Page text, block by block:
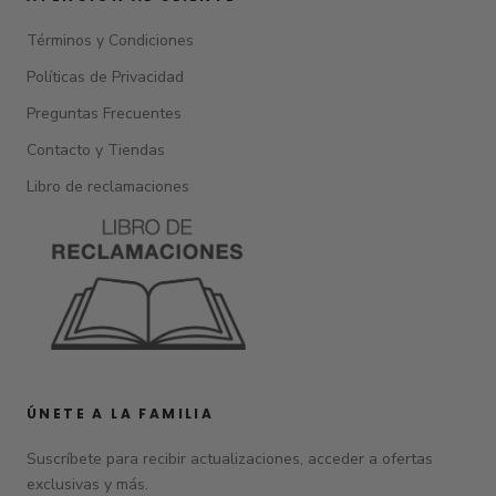
Términos y Condiciones
Políticas de Privacidad
Preguntas Frecuentes
Contacto y Tiendas
Libro de reclamaciones
ÚNETE A LA FAMILIA
Suscríbete para recibir actualizaciones, acceder a ofertas
exclusivas y más.